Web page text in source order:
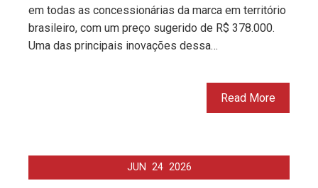
em todas as concessionárias da marca em território
brasileiro, com um preço sugerido de R$ 378.000.
Uma das principais inovações dessa…
Read More
JUN 24 2026